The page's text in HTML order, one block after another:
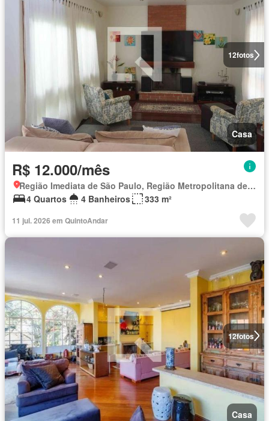
12fotos
Casa
R$ 12.000/mês
Região Imediata de São Paulo, Região Metropolitana de São Paulo
4 Quartos
4 Banheiros 333 m²
11 jul. 2026 em QuintoAndar
12fotos
Casa